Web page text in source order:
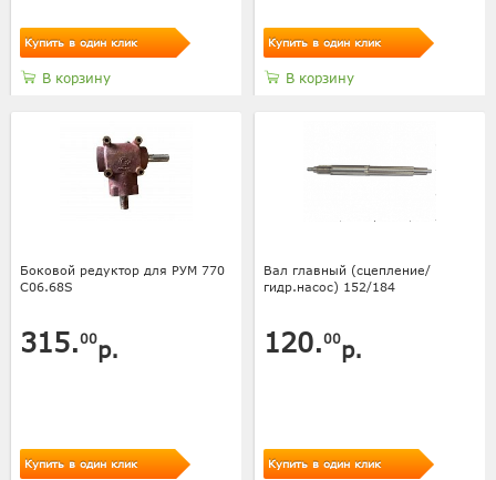
Купить в один клик
В корзину
Купить в один клик
В корзину
Боковой редуктор для РУМ 770
C06.68S
315.00р.
Купить в один клик
Вал главный (сцепление/
гидр.насос) 152/184
120.00р.
Купить в один клик